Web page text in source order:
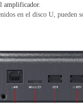
amplificador.
en el disco U, pueden